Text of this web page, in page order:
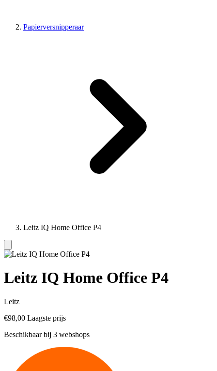
Papierversnipperaar
Leitz IQ Home Office P4
Leitz IQ Home Office P4
Leitz
€98,00 Laagste prijs
Beschikbaar bij 3 webshops